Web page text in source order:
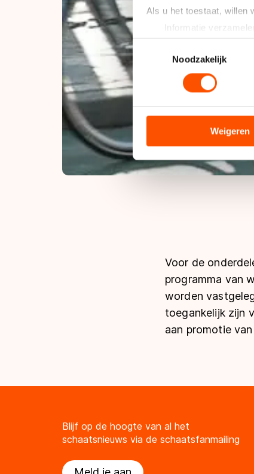
Als u het toestaat, willen
Informatie
Uw apparaat
Lees meer over hoe uw
toestemming op elk
analyseren. We delen
analyse. Zij kunnen
hun services. Sommige
adequaat
Meer informatie vindt u
Toestemmingsselectie
Noodzakelijk
Weigeren
Voor de
programma van
worden
toegankelijk zijn
aan promotie
Blijf op de hoogte van al het
schaatsnieuws via de schaatsfanmailing